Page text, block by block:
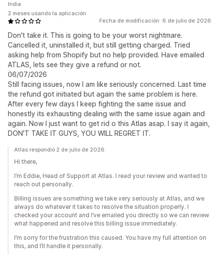
Fecha de modificación: 6 de julio de 2026
Don't take it. This is going to be your worst nightmare.
Cancelled it, uninstalled it, but still getting charged. Tried
asking help from Shopify but no help provided. Have emailed
ATLAS, lets see they give a refund or not.
06/07/2026
Still facing issues, now I am like seriously concerned. Last time
the refund got initiated but again the same problem is here.
After every few days I keep fighting the same issue and
honestly its exhausting dealing with the same issue again and
again. Now I just want to get rid o this Atlas asap. I say it again,
DON'T TAKE IT GUYS, YOU WILL REGRET IT.
India
2 meses usando la aplicación
Atlas respondió 2 de julio de 2026
Hi there,
I’m Eddie, Head of Support at Atlas. I read your review and wanted to
reach out personally.
Billing issues are something we take very seriously at Atlas, and we
always do whatever it takes to resolve the situation properly. I
checked your account and I’ve emailed you directly so we can review
what happened and resolve this billing issue immediately.
I’m sorry for the frustration this caused. You have my full attention on
this, and I’ll handle it personally.